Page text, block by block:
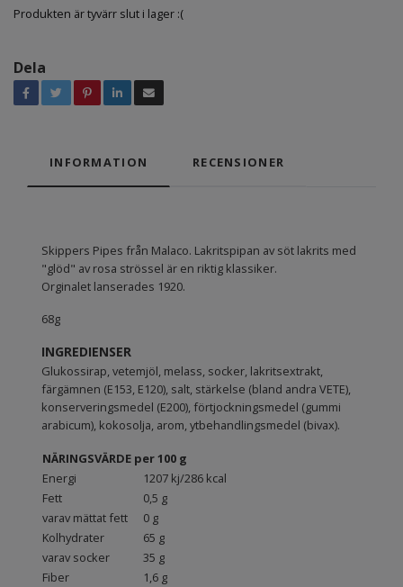
Produkten är tyvärr slut i lager :(
Dela
INFORMATION RECENSIONER
Skippers Pipes från Malaco. Lakritspipan av söt lakrits med
"glöd" av rosa strössel är en riktig klassiker.
Orginalet lanserades 1920.
68g
INGREDIENSER
Glukossirap, vetemjöl, melass, socker, lakritsextrakt,
färgämnen (E153, E120), salt, stärkelse (bland andra VETE),
konserveringsmedel (E200), förtjockningsmedel (gummi
arabicum), kokosolja, arom, ytbehandlingsmedel (bivax).
NÄRINGSVÄRDE per 100 g
Energi
1207 kj/286 kcal
Fett
0,5 g
varav mättat fett
0 g
Kolhydrater
65 g
varav socker
35 g
Fiber
1,6 g